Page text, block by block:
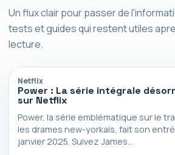
Un flux clair pour passer de
tests et guides qui restent utiles
lecture.
Netflix
Power : La série intégrale
sur Netflix
Power, la série emblématique sur le
les drames new-yorkais, fait son
janvier 2025. Suivez James…